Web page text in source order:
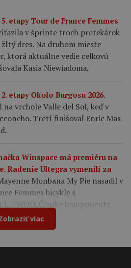
etapy Tour de France Femmes
v šprinte troch pretekárok
dres. Na druhom mieste
ktorá aktuálne vedie celkovú
Kasia Niewiadoma.
etapy Okolo Burgosu 2026.
vrchole Valle del Sol, keď v
Tretí finišoval Enric Mas
Winspace má premiéru na
Radenie Ultegra vymenili za
Monbana My Pie nasadil v
Femmes bicykle s
TWOO. Čínske komponenty
a Cybrei.
viac